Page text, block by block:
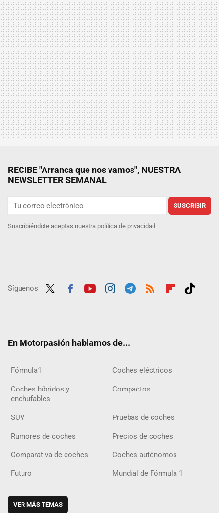
RECIBE "Arranca que nos vamos", NUESTRA
NEWSLETTER SEMANAL
SUSCRIBIR
Suscribiéndote aceptas nuestra política de privacidad
Síguenos
En Motorpasión hablamos de...
Fórmula1 Coches eléctricos
Coches híbridos y
enchufables
Compactos
SUV Pruebas de coches
Rumores de coches Precios de coches
Comparativa de coches Coches autónomos
Futuro Mundial de Fórmula 1
VER MÁS TEMAS